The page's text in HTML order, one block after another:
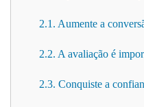
2.1. Aumente a
2.2. A avaliação é
2.3. Conquiste a